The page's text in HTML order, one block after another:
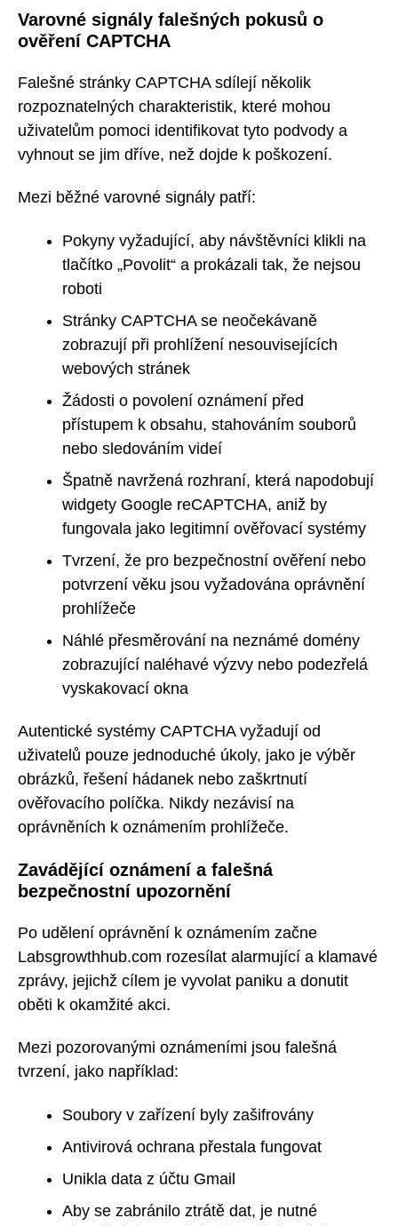
Varovné signály falešných pokusů o
ověření CAPTCHA
Falešné stránky CAPTCHA sdílejí několik
rozpoznatelných charakteristik, které mohou
uživatelům pomoci identifikovat tyto podvody a
vyhnout se jim dříve, než dojde k poškození.
Mezi běžné varovné signály patří:
Pokyny vyžadující, aby návštěvníci klikli na
tlačítko „Povolit“ a prokázali tak, že nejsou
roboti
Stránky CAPTCHA se neočekávaně
zobrazují při prohlížení nesouvisejících
webových stránek
Žádosti o povolení oznámení před
přístupem k obsahu, stahováním souborů
nebo sledováním videí
Špatně navržená rozhraní, která napodobují
widgety Google reCAPTCHA, aniž by
fungovala jako legitimní ověřovací systémy
Tvrzení, že pro bezpečnostní ověření nebo
potvrzení věku jsou vyžadována oprávnění
prohlížeče
Náhlé přesměrování na neznámé domény
zobrazující naléhavé výzvy nebo podezřelá
vyskakovací okna
Autentické systémy CAPTCHA vyžadují od
uživatelů pouze jednoduché úkoly, jako je výběr
obrázků, řešení hádanek nebo zaškrtnutí
ověřovacího políčka. Nikdy nezávisí na
oprávněních k oznámením prohlížeče.
Zavádějící oznámení a falešná
bezpečnostní upozornění
Po udělení oprávnění k oznámením začne
Labsgrowthhub.com rozesílat alarmující a klamavé
zprávy, jejichž cílem je vyvolat paniku a donutit
oběti k okamžité akci.
Mezi pozorovanými oznámeními jsou falešná
tvrzení, jako například:
Soubory v zařízení byly zašifrovány
Antivirová ochrana přestala fungovat
Unikla data z účtu Gmail
Aby se zabránilo ztrátě dat, je nutné